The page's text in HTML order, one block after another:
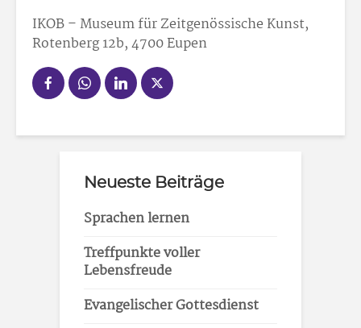
IKOB – Museum für Zeitgenössische Kunst,
Rotenberg 12b, 4700 Eupen
Neueste Beiträge
Sprachen lernen
Treffpunkte voller
Lebensfreude
Evangelischer Gottesdienst